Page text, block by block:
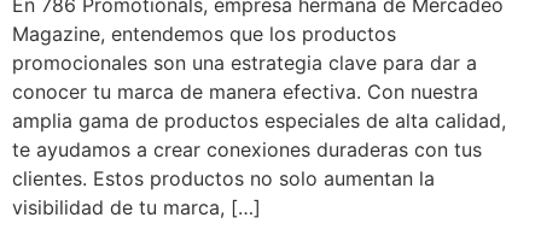
Magazine, entendemos que los productos
promocionales son una estrategia clave para dar a
conocer tu marca de manera efectiva. Con nuestra
amplia gama de productos especiales de alta calidad,
te ayudamos a crear conexiones duraderas con tus
clientes. Estos productos no solo aumentan la
visibilidad de tu marca, […]